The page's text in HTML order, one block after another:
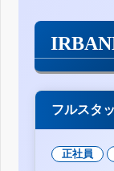
フルスタ
正社員